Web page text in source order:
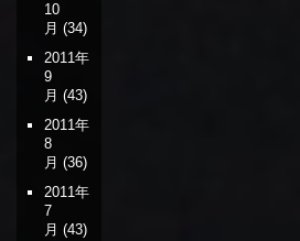
10
月 (34)
2011年
9
月 (43)
2011年
8
月 (36)
2011年
7
月 (43)